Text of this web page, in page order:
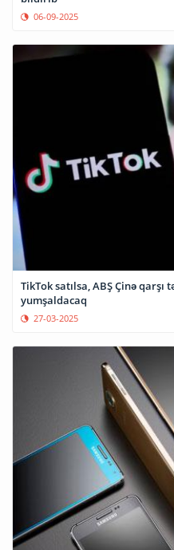
06-09-2025
TikTok satılsa, ABŞ Çinə
yumşaldacaq
27-03-2025